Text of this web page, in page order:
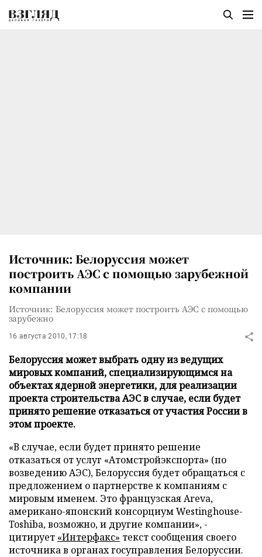
Источник: Белоруссия может
построить АЭС с помощью зарубежной
компании
Источник: Белоруссия может построить АЭС с помощью
зарубежно
16 августа 2010, 17:18
Белоруссия может выбрать одну из ведущих
мировых компаний, специализирующимся на
объектах ядерной энергетики, для реализации
проекта строительства АЭС в случае, если будет
принято решение отказаться от участия России в
этом проекте.
«В случае, если будет принято решение
отказаться от услуг «Атомстройэкспорта» (по
возведению АЭС), Белоруссия будет обращаться с
предложением о партнерстве к компаниям с
мировым именем. Это французская Areva,
американо-японский консорциум Westinghouse-
Toshiba, возможно, и другие компании», -
цитирует «Интерфакс» текст сообщения своего
источника в органах госуправления Белоруссии.